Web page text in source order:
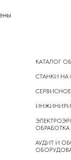
КАТАЛОГ
СТАНКИ НА
ОБРАБОТКА
АУДИТ И